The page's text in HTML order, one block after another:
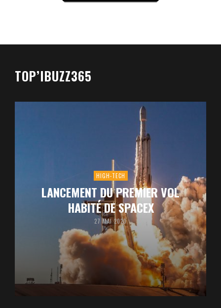
TOP’IBUZZ365
HIGH-TECH
LANCEMENT DU PREMIER VOL
HABITÉ DE SPACEX
27 MAI 2020